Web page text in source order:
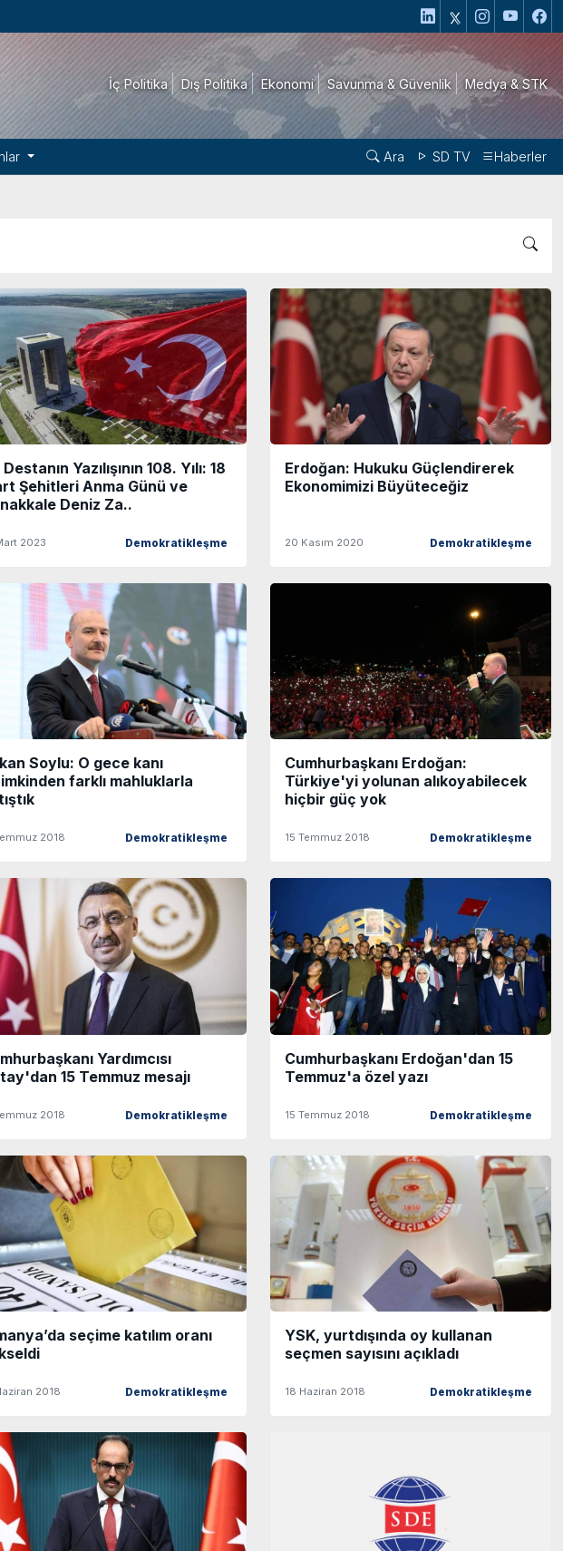
İç Politika Dış Politika Ekonomi Savunma & Güvenlik Medya & STK
Ara SD TV Haberler
Yazılışının 108. Yılı: 18
Şehitleri Anma Günü ve
Deniz Za..
2023 Demokratikleşme
Erdoğan: Hukuku Güçlendirerek
Ekonomimizi Büyüteceğiz
20 Kasım 2020 Demokratikleşme
Soylu: O gece kanı
farklı mahluklarla
2018 Demokratikleşme
Cumhurbaşkanı Erdoğan:
Türkiye'yi yolunan alıkoyabilecek
hiçbir güç yok
15 Temmuz 2018 Demokratikleşme
Yardımcısı
15 Temmuz mesajı
2018 Demokratikleşme
Cumhurbaşkanı Erdoğan'dan 15
Temmuz'a özel yazı
15 Temmuz 2018 Demokratikleşme
seçime katılım oranı
2018 Demokratikleşme
YSK, yurtdışında oy kullanan
seçmen sayısını açıkladı
18 Haziran 2018 Demokratikleşme